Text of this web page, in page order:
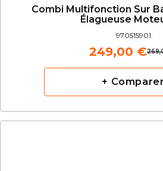
Combi Multifonction Sur
Élagueuse
970515901
249,00 €
+ Comparer